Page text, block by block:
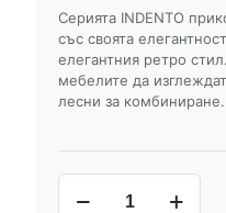
Серията INDENTO
със своята
елегантния ретро
мебелите да
лесни за комбиниране.